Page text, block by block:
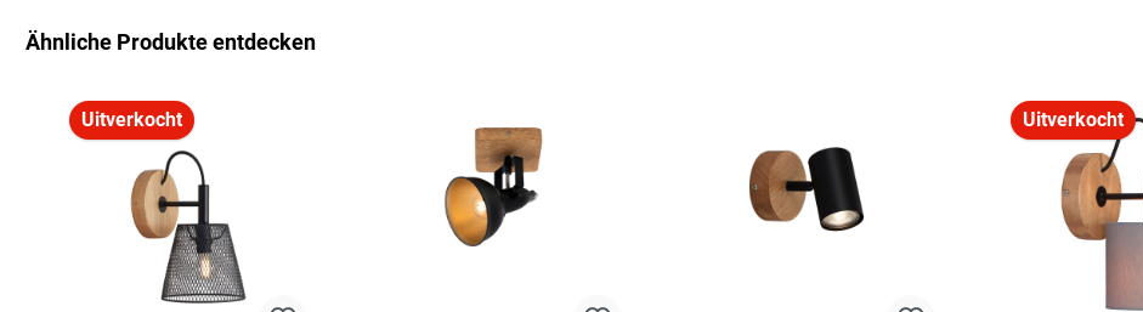
Ähnliche Produkte entdecken
Uitverkocht
Uitverkocht